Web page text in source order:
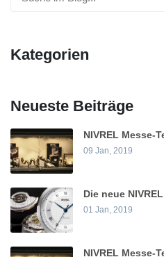
Kategorien
Neueste Beiträge
NIVREL Messe-
09 Jan, 2019
Die neue
01 Jan, 2019
NIVREL Messe-